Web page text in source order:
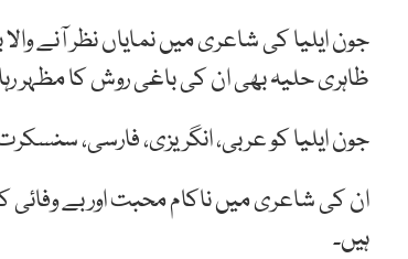
جون ایلیا کی شاعری میں نمایاں نظر آنے والا
ظاہری حلیہ بھی ان کی باغی روش کا مظہر
جون ایلیا کو عربی، انگریزی، فارسی،
ان کی شاعری میں ناکام محبت اور بے
ہیں۔